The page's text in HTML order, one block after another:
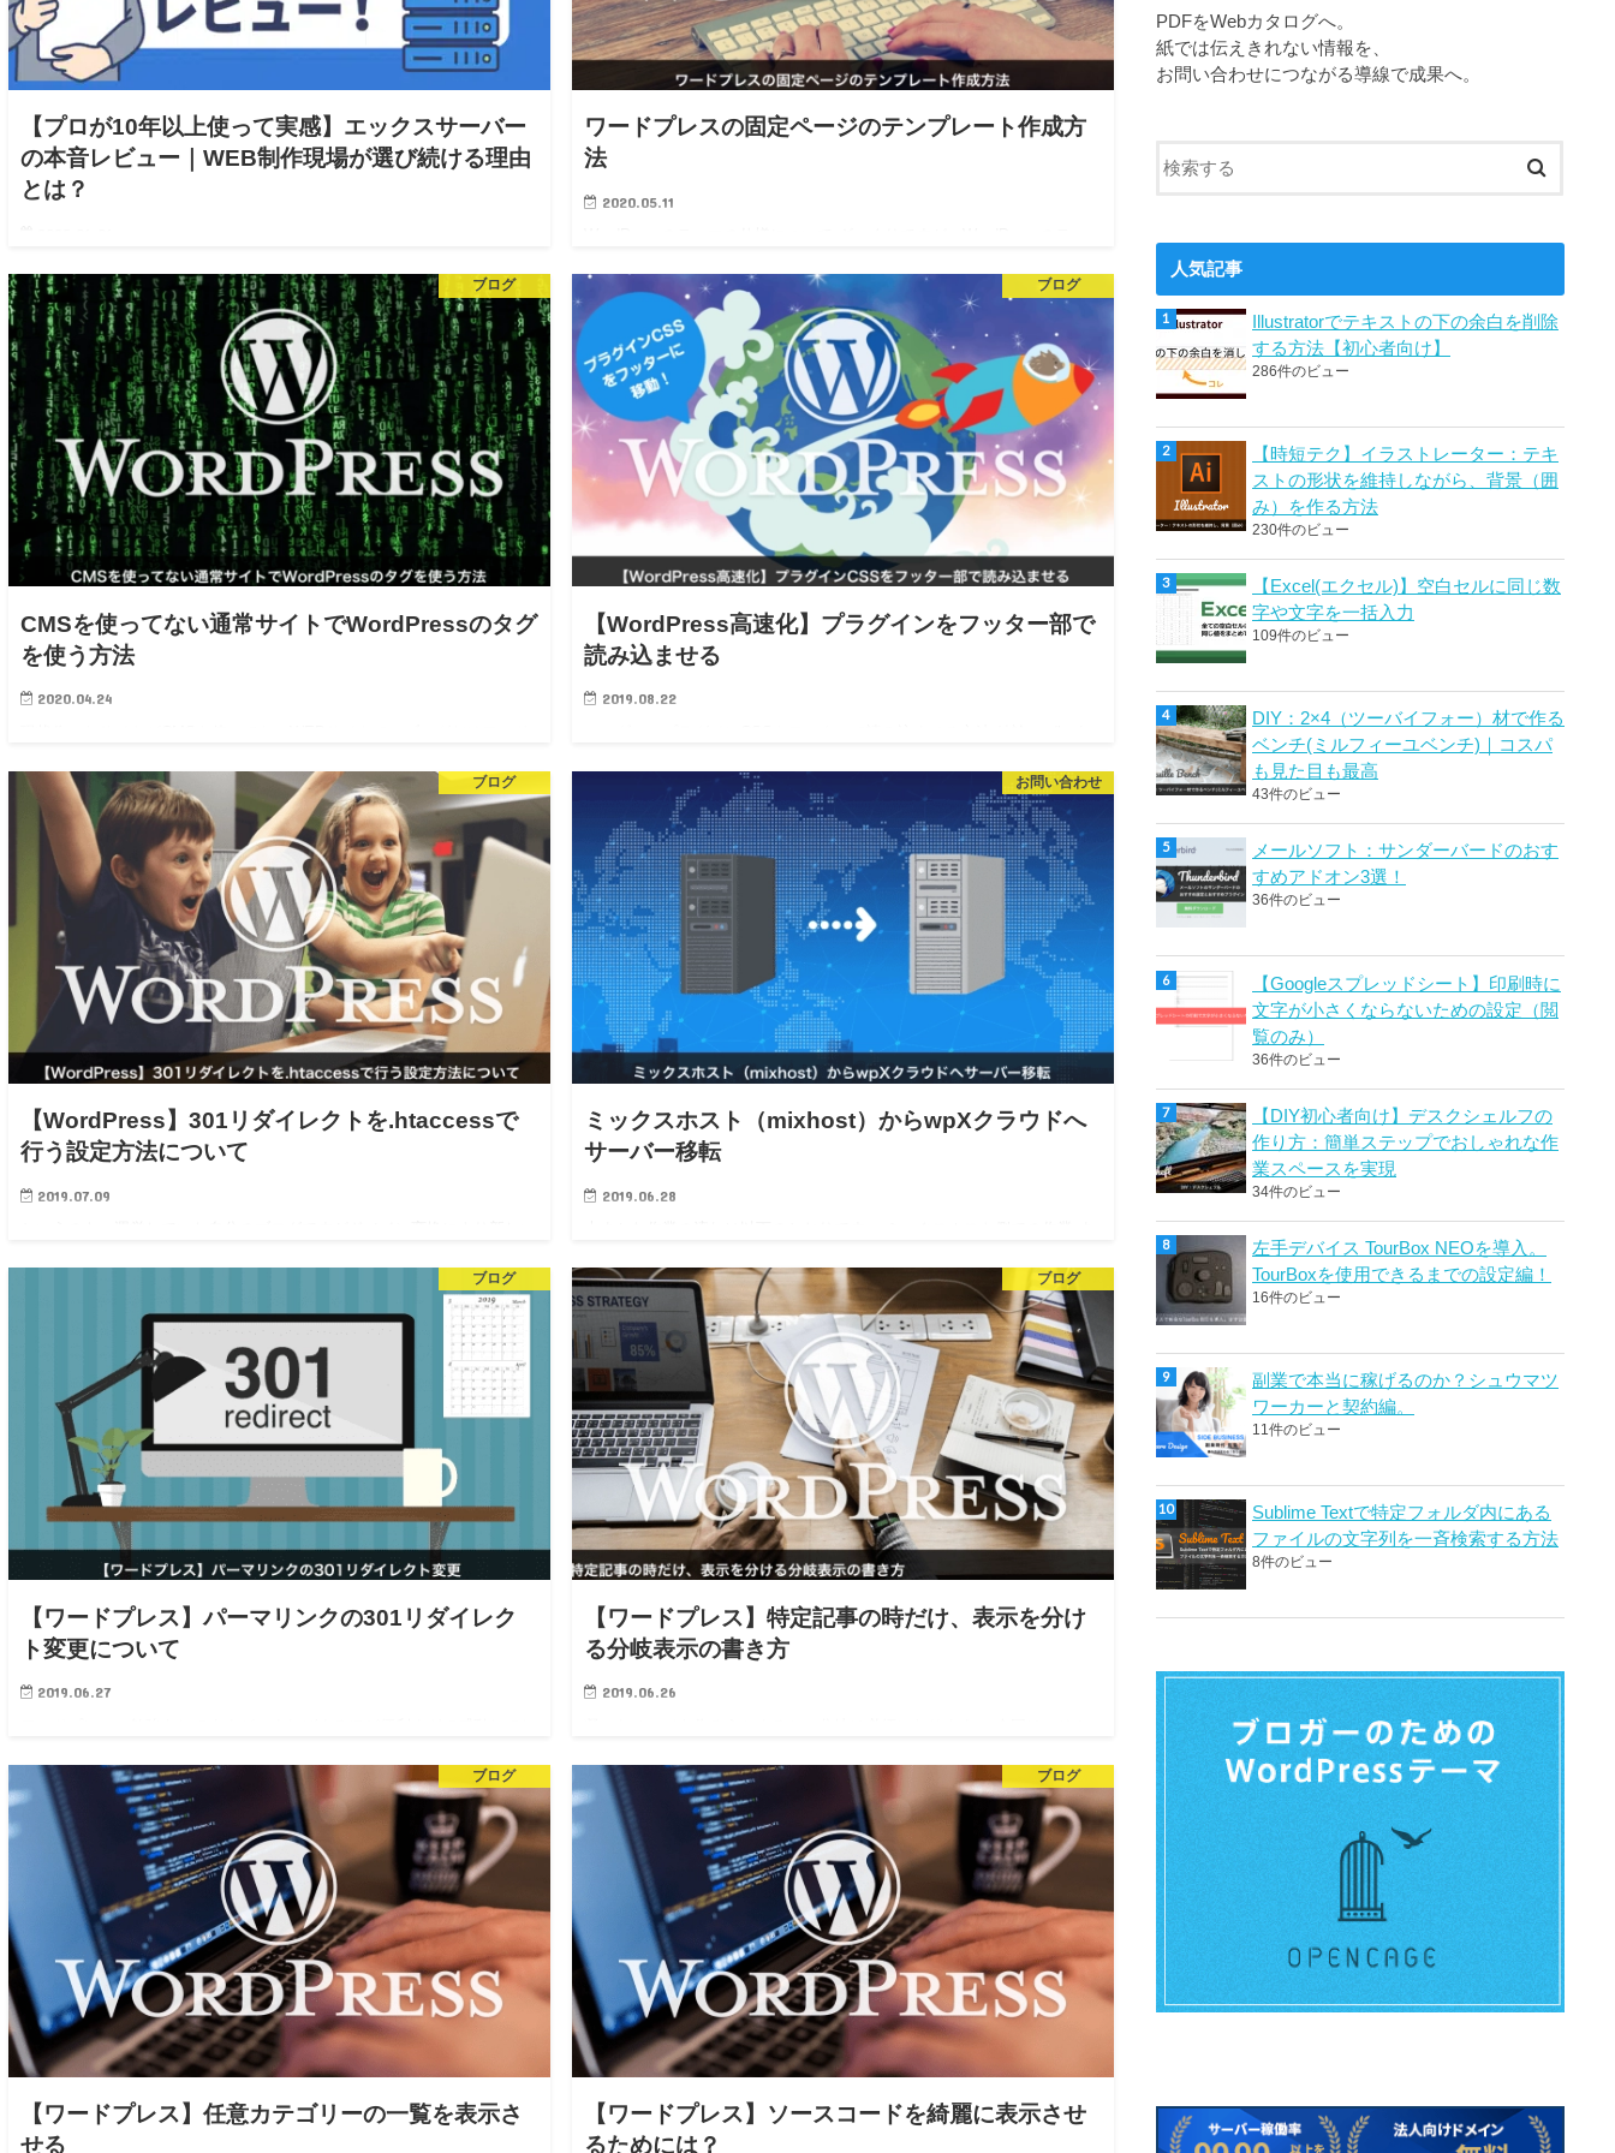
【プロが10年以上使って実感】エックスサーバー
の本音レビュー｜WEB制作現場が選び続ける理由
とは？
のが「どのサーバーを使えばいいの？」という問題。私たちKAKERU
Designでは、10年以上WEB制作を行ってきた中で、さまざまなレンタル
サーバーを扱…
ワードプレスの固定ページのテンプレート作成方
法
2020.05.11
しなければ「page-スラッグ名.php」がなければ、「pag…
ブログ
CMSを使ってない通常サイトでWordPressのタグ
を使う方法
2020.04.24
にブログの情報を表示させたいってことがたまにあります。 僕の場合、
最近2、3件あったの…
ブログ
【WordPress高速化】プラグインをフッター部で
読み込ませる
2019.08.22
の直前に読み込むだけです。 対応方法は、これだ…
ブログ
【WordPress】301リダイレクトを.htaccessで
行う設定方法について
2019.07.09
由するのもいいですが、10ちょいの記事だったので今回は「.htaccess」
お問い合わせ
ミックスホスト（mixhost）からwpXクラウドへ
サーバー移転
2019.06.28
プ 色々と方法はあるかと思いますが、FTPソフトを使った方法で説明さ
せていただきます。…
ブログ
【ワードプレス】パーマリンクの301リダイレク
ト変更について
2019.06.27
す。 サイトを運営するとどうしてもリンクを変更する必要がでてくる場
合がございます。 おそ…
ブログ
【ワードプレス】特定記事の時だけ、表示を分け
る分岐表示の書き方
2019.06.26
リーの一覧ページで、よく使うカテゴリーの分岐条件（is_category）の
書き方 記事…
ブログ
【ワードプレス】任意カテゴリーの一覧を表示さ
せる
ブログ
【ワードプレス】ソースコードを綺麗に表示させ
るためには？
PDFをWebカタログへ。
紙では伝えきれない情報を、
お問い合わせにつながる導線で成果へ。
人気記事
Illustratorでテキストの下の余白を削除
する方法【初心者向け】
286件のビュー
【時短テク】イラストレーター：テキ
ストの形状を維持しながら、背景（囲
み）を作る方法
230件のビュー
【Excel(エクセル)】空白セルに同じ数
字や文字を一括入力
109件のビュー
DIY：2×4（ツーバイフォー）材で作る
ベンチ(ミルフィーユベンチ)｜コスパ
も見た目も最高
43件のビュー
メールソフト：サンダーバードのおす
すめアドオン3選！
36件のビュー
【Googleスプレッドシート】印刷時に
文字が小さくならないための設定（閲
覧のみ）
36件のビュー
【DIY初心者向け】デスクシェルフの
作り方：簡単ステップでおしゃれな作
業スペースを実現
34件のビュー
左手デバイス TourBox NEOを導入。
TourBoxを使用できるまでの設定編！
16件のビュー
副業で本当に稼げるのか？シュウマツ
ワーカーと契約編。
11件のビュー
Sublime Textで特定フォルダ内にある
ファイルの文字列を一斉検索する方法
8件のビュー